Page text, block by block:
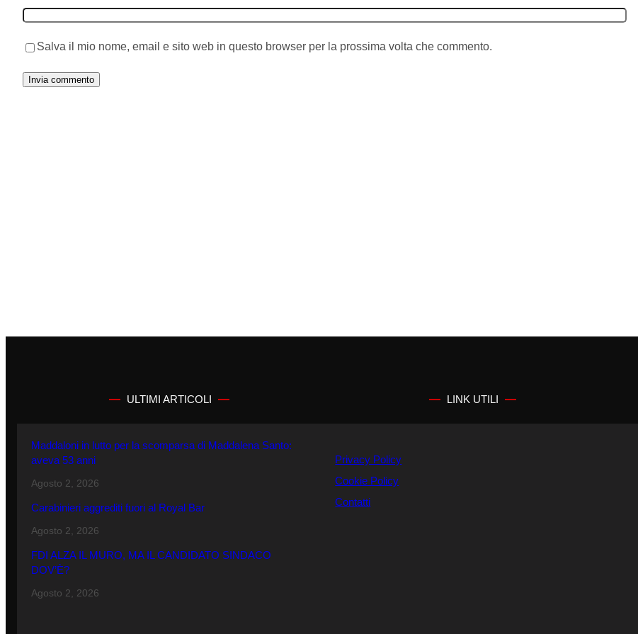
Salva il mio nome, email e sito web in questo browser per la prossima volta che commento.
ULTIMI ARTICOLI
Maddaloni in lutto per la scomparsa di Maddalena Santo:
aveva 53 anni
Agosto 2, 2026
Carabinieri aggrediti fuori al Royal Bar
Agosto 2, 2026
FDI ALZA IL MURO, MA IL CANDIDATO SINDACO
DOV’È?
Agosto 2, 2026
LINK UTILI
Privacy Policy
Cookie Policy
Contatti